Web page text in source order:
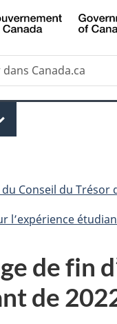
Passer
au
Passer
à
Au
du
Passer
à
version
Conseil du Trésor
l’expérience
de fin
de